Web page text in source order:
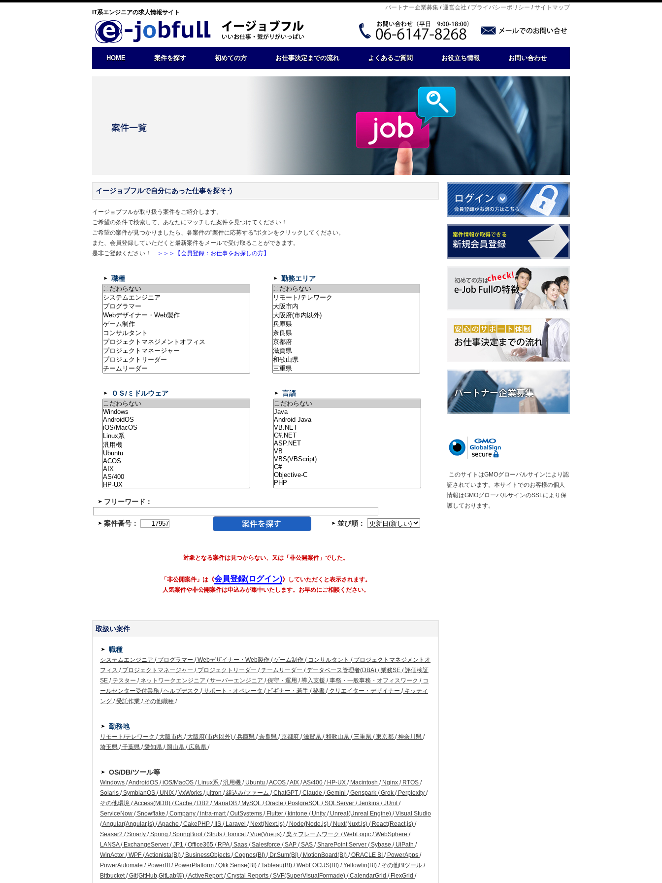
IT系エンジニアの求人情報サイト
パートナー企業募集 /運営会社 / プライバシーポリシー /サイトマップ
HOME 案件を探す 初めての方 お仕事決定までの流れ よくあるご質問 お役立ち情報 お問い合わせ
イージョブフルで自分にあった仕事を探そう
イージョブフルが取り扱う案件をご紹介します。
ご希望の条件で検索して、あなたにマッチした案件を見つけてください！
ご希望の案件が見つかりましたら、各案件の"案件に応募する"ボタンをクリックしてください。
また、会員登録していただくと最新案件をメールで受け取ることができます。
是非ご登録ください！
＞＞＞【会員登録：お仕事をお探しの方】
職種 勤務エリア
ＯＳ/ミドルウェア 言語
フリーワード：
案件番号： 並び順：
対象となる案件は見つからない、又は「非公開案件」でした。
「非公開案件」は《会員登録(ログイン)》していただくと表示されます。
人気案件や非公開案件は申込みが集中いたします。お早めにご相談ください。
取扱い案件
職種
システムエンジニア /プログラマー /Webデザイナー・Web製作 /ゲーム制作 /コンサルタント /プロジェクトマネジメントオ
フィス /プロジェクトマネージャー /プロジェクトリーダー /チームリーダー /データベース管理者(DBA) /業務SE /評価検証
SE /テスター /ネットワークエンジニア /サーバーエンジニア /保守・運用 /導入支援 /事務・一般事務・オフィスワーク /コ
ールセンター受付業務 /ヘルプデスク /サポート・オペレータ /ビギナー・若手 /秘書 /クリエイター・デザイナー /キッティ
ング /受託作業 /その他職種 /
勤務地
リモート/テレワーク /大阪市内 /大阪府(市内以外) /兵庫県 /奈良県 /京都府 /滋賀県 /和歌山県 /三重県 /東京都 /神奈川県 /
埼玉県 /千葉県 /愛知県 /岡山県 /広島県 /
OS/DB/ツール等
Windows /AndroidOS /iOS/MacOS /Linux系 /汎用機 /Ubuntu /ACOS /AIX /AS/400 /HP-UX /Macintosh /Nginx /RTOS /
Solaris /SymbianOS /UNIX /VxWorks /μitron /組込み/ファーム /ChatGPT /Claude /Gemini /Genspark /Grok /Perplexity /
その他環境 /Access(MDB) /Cache /DB2 /MariaDB /MySQL /Oracle /PostgreSQL /SQLServer /Jenkins /JUnit/
ServiceNow /Snowflake /Company /intra-mart/OutSystems /Flutter /kintone /Unity /Unreal(Unreal Engine) /Visual Studio
/Angular(Angular.js) /Apache /CakePHP /IIS /Laravel /Next(Next.js) /Node(Node.js) /Nuxt(Nuxt.js) /React(React.js) /
Seasar2 /Smarty /Spring /SpringBoot/Struts /Tomcat/Vue(Vue.js) /楽々フレームワーク /WebLogic /WebSphere /
LANSA/ExchangeServer /JP1 /Office365 /RPA/Saas /Salesforce /SAP /SAS /SharePoint Server /Sybase /UiPath /
WinActor /WPF /Actionista(BI) /BusinessObjects /Cognos(BI) /Dr.Sum(BI) /MotionBoard(BI) /ORACLE BI /PowerApps /
PowerAutomate /PowerBI /PowerPlatform /Qlik Sense(BI) /Tableau(BI) /WebFOCUS(BI) /Yellowfin(BI) /その他BIツール /
Bitbucket/Git(GitHub,GitLab等) /ActiveReport/Crystal Reports /SVF(SuperVisualFormade) /CalendarGrid /FlexGrid /
このサイトはGMOグローバルサインにより認
証されています。本サイトでのお客様の個人
情報はGMOグローバルサインのSSLにより保
護しております。